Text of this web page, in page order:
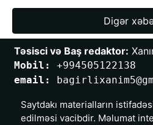
Digər
Təsisci və Baş redaktor:
Mobil: +994505122138
email:
Saytdakı materialların
edilməsi vacibdir. Məlumat